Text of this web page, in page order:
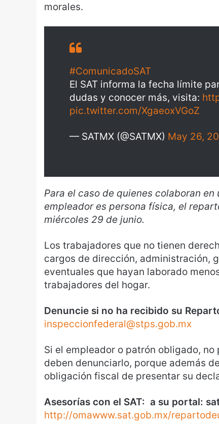
morales.
#ComunicadoSAT
El SAT informa la fecha límite
dudas y conocer más, visita:
pic.twitter.com/XgaeoxVGoZ
— SATMX (@SATMX) May 26,
Para el caso de quienes colaboran
empleador es persona física, el
miércoles 29 de junio.
Los trabajadores que no tienen
cargos de dirección, administración,
eventuales que hayan laborado
trabajadores del hogar.
Denuncie si no ha recibido su
inspeccionfederal@stps.gob.mx
Si el empleador o patrón obligado,
deben denunciarlo, porque además
obligación fiscal de presentar su
Asesorías con el SAT: a su portal:
http://omawww.sat.gob.mx/